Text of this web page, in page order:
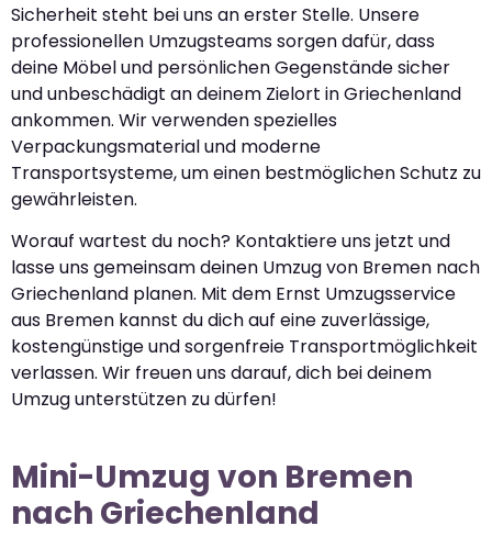
Sicherheit steht bei uns an erster Stelle. Unsere
professionellen Umzugsteams sorgen dafür, dass
deine Möbel und persönlichen Gegenstände sicher
und unbeschädigt an deinem Zielort in Griechenland
ankommen. Wir verwenden spezielles
Verpackungsmaterial und moderne
Transportsysteme, um einen bestmöglichen Schutz zu
gewährleisten.
Worauf wartest du noch? Kontaktiere uns jetzt und
lasse uns gemeinsam deinen Umzug von Bremen nach
Griechenland planen. Mit dem Ernst Umzugsservice
aus Bremen kannst du dich auf eine zuverlässige,
kostengünstige und sorgenfreie Transportmöglichkeit
verlassen. Wir freuen uns darauf, dich bei deinem
Umzug unterstützen zu dürfen!
Mini-Umzug von Bremen
nach Griechenland